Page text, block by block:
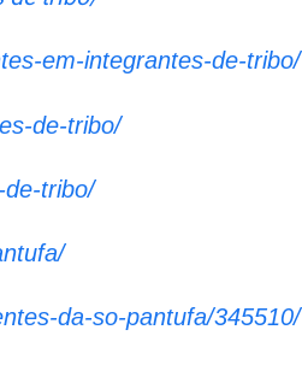
em-integrantes-de-tribo/
de-tribo/
tribo/
da-so-pantufa/345510/